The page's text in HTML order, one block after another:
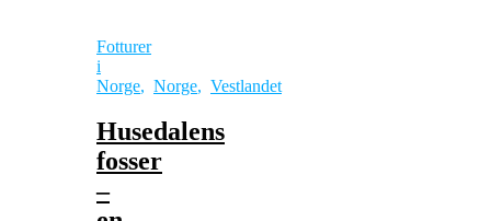
Fotturer
i
Norge, Norge, Vestlandet
Husedalens
fosser
–